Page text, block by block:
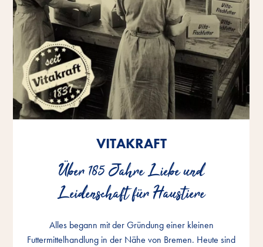
VITAKRAFT
Über 185 Jahre Liebe und
Leidenschaft für Haustiere
Alles begann mit der Gründung einer kleinen
Futtermittelhandlung in der Nähe von Bremen. Heute sind
VITAKRAFT
Über 185 Jahre Liebe und
Leidenschaft für Haustiere
Alles begann mit der Gründung einer kleinen
Futtermittelhandlung in der Nähe von Bremen. Heute sind
VITAKRAFT
Über 185 Jahre Liebe und
Leidenschaft für Haustiere
Alles begann mit der Gründung einer kleinen
Futtermittelhandlung in der Nähe von Bremen. Heute sind